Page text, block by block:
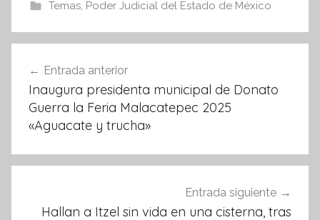
e
b
o
k
er s
A
p
Temas, Poder Judicial del Estado de México
de
entradas
Entrada anterior
Inaugura presidenta municipal de Donato
Guerra la Feria Malacatepec 2025
«Aguacate y trucha»
Entrada siguiente
Hallan a Itzel sin vida en una cisterna, tras